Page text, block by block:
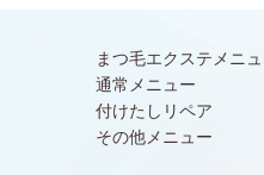
まつ毛エクステメニ
通常メニュー
付けたしリペア
その他メニュー